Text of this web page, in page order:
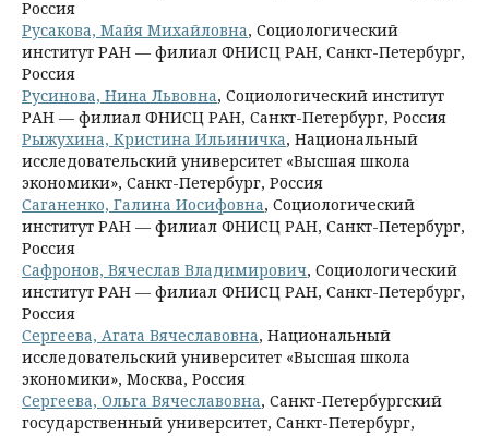
Россия
Русакова, Майя Михайловна, Социологический
институт РАН — филиал ФНИСЦ РАН, Санкт-Петербург,
Россия
Русинова, Нина Львовна, Социологический институт
РАН — филиал ФНИСЦ РАН, Санкт-Петербург, Россия
Рыжухина, Кристина Ильиничка, Национальный
исследовательский университет «Высшая школа
экономики», Санкт-Петербург, Россия
Саганенко, Галина Иосифовна, Социологический
институт РАН — филиал ФНИСЦ РАН, Санкт-Петербург,
Россия
Сафронов, Вячеслав Владимирович, Социологический
институт РАН — филиал ФНИСЦ РАН, Санкт-Петербург,
Россия
Сергеева, Агата Вячеславовна, Национальный
исследовательский университет «Высшая школа
экономики», Москва, Россия
Сергеева, Ольга Вячеславовна, Санкт-Петербургский
государственный университет, Санкт-Петербург,